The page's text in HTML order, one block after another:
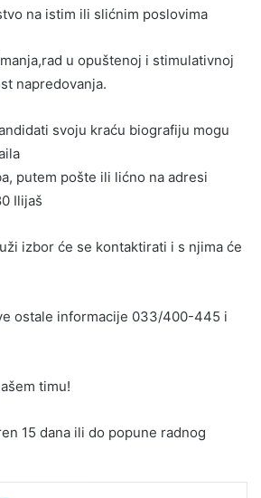
na istim ili slićnim poslovima
u opuštenoj i stimulativnoj
napredovanja.
svoju kraću biografiju mogu
putem pošte ili lićno na adresi
Ilijaš
izbor će se kontaktirati i s njima će
ostale informacije 033/400-445 i
timu!
15 dana ili do popune radnog